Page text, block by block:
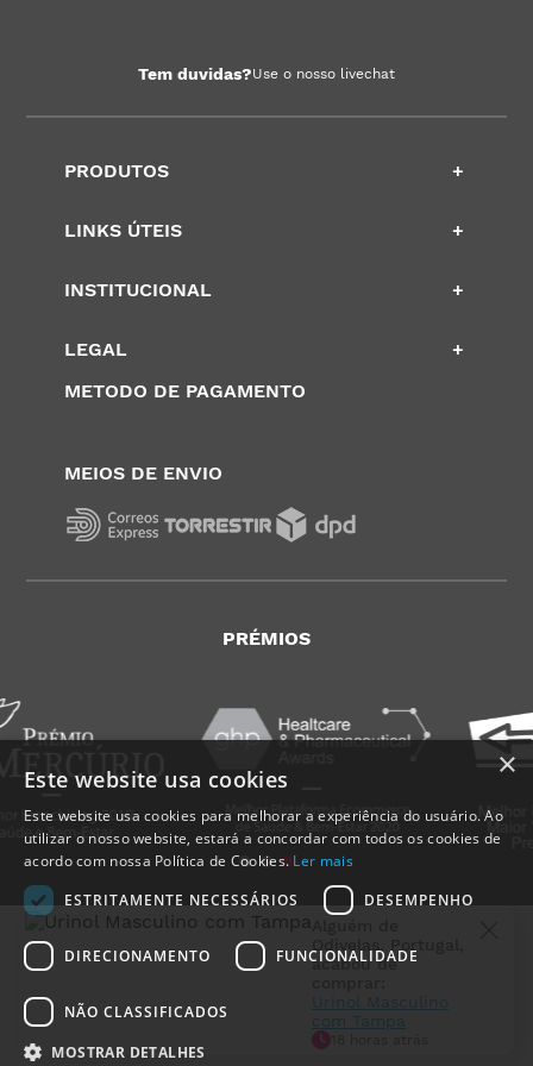
Tem duvidas?Use o nosso livechat
PRODUTOS +
LINKS ÚTEIS +
INSTITUCIONAL +
LEGAL
+
METODO DE PAGAMENTO
MEIOS DE ENVIO
PRÉMIOS
MedicalShop - Saúde e Bem-Estar
2011-2026 | Todos os direitos reservados
acabou de
Urinol Masculino
com Tampa
×
Este website usa cookies
Este website usa cookies para melhorar a experiência do usuário. Ao
utilizar o nosso website, estará a concordar com todos os cookies de
acordo com nossa Política de Cookies. Ler mais
ESTRITAMENTE NECESSÁRIOS
DESEMPENHO
DIRECIONAMENTO FUNCIONALIDADE
NÃO CLASSIFICADOS
MOSTRAR DETALHES